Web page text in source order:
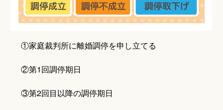
①家庭裁判所に離婚調停を申し立てる
②第1回調停期日
③第2回目以降の調停期日